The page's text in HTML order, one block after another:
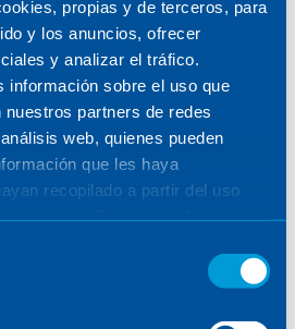
propias y de terceros, para
y los anuncios, ofrecer
y analizar el tráfico.
información sobre el uso que
partners de redes
web, quienes pueden
que les haya
recopilado a partir del uso